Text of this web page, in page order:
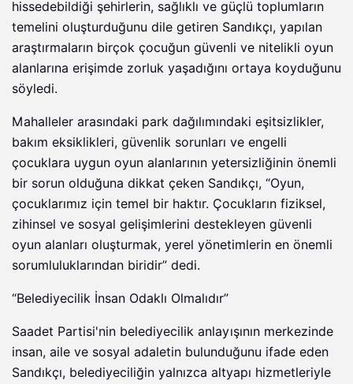
hissedebildiği şehirlerin, sağlıklı ve güçlü toplumların
temelini oluşturduğunu dile getiren Sandıkçı, yapılan
araştırmaların birçok çocuğun güvenli ve nitelikli oyun
alanlarına erişimde zorluk yaşadığını ortaya koyduğunu
söyledi.
Mahalleler arasındaki park dağılımındaki eşitsizlikler,
bakım eksiklikleri, güvenlik sorunları ve engelli
çocuklara uygun oyun alanlarının yetersizliğinin önemli
bir sorun olduğuna dikkat çeken Sandıkçı, “Oyun,
çocuklarımız için temel bir haktır. Çocukların fiziksel,
zihinsel ve sosyal gelişimlerini destekleyen güvenli
oyun alanları oluşturmak, yerel yönetimlerin en önemli
sorumluluklarından biridir” dedi.
“Belediyecilik İnsan Odaklı Olmalıdır”
Saadet Partisi'nin belediyecilik anlayışının merkezinde
insan, aile ve sosyal adaletin bulunduğunu ifade eden
Sandıkçı, belediyeciliğin yalnızca altyapı hizmetleriyle